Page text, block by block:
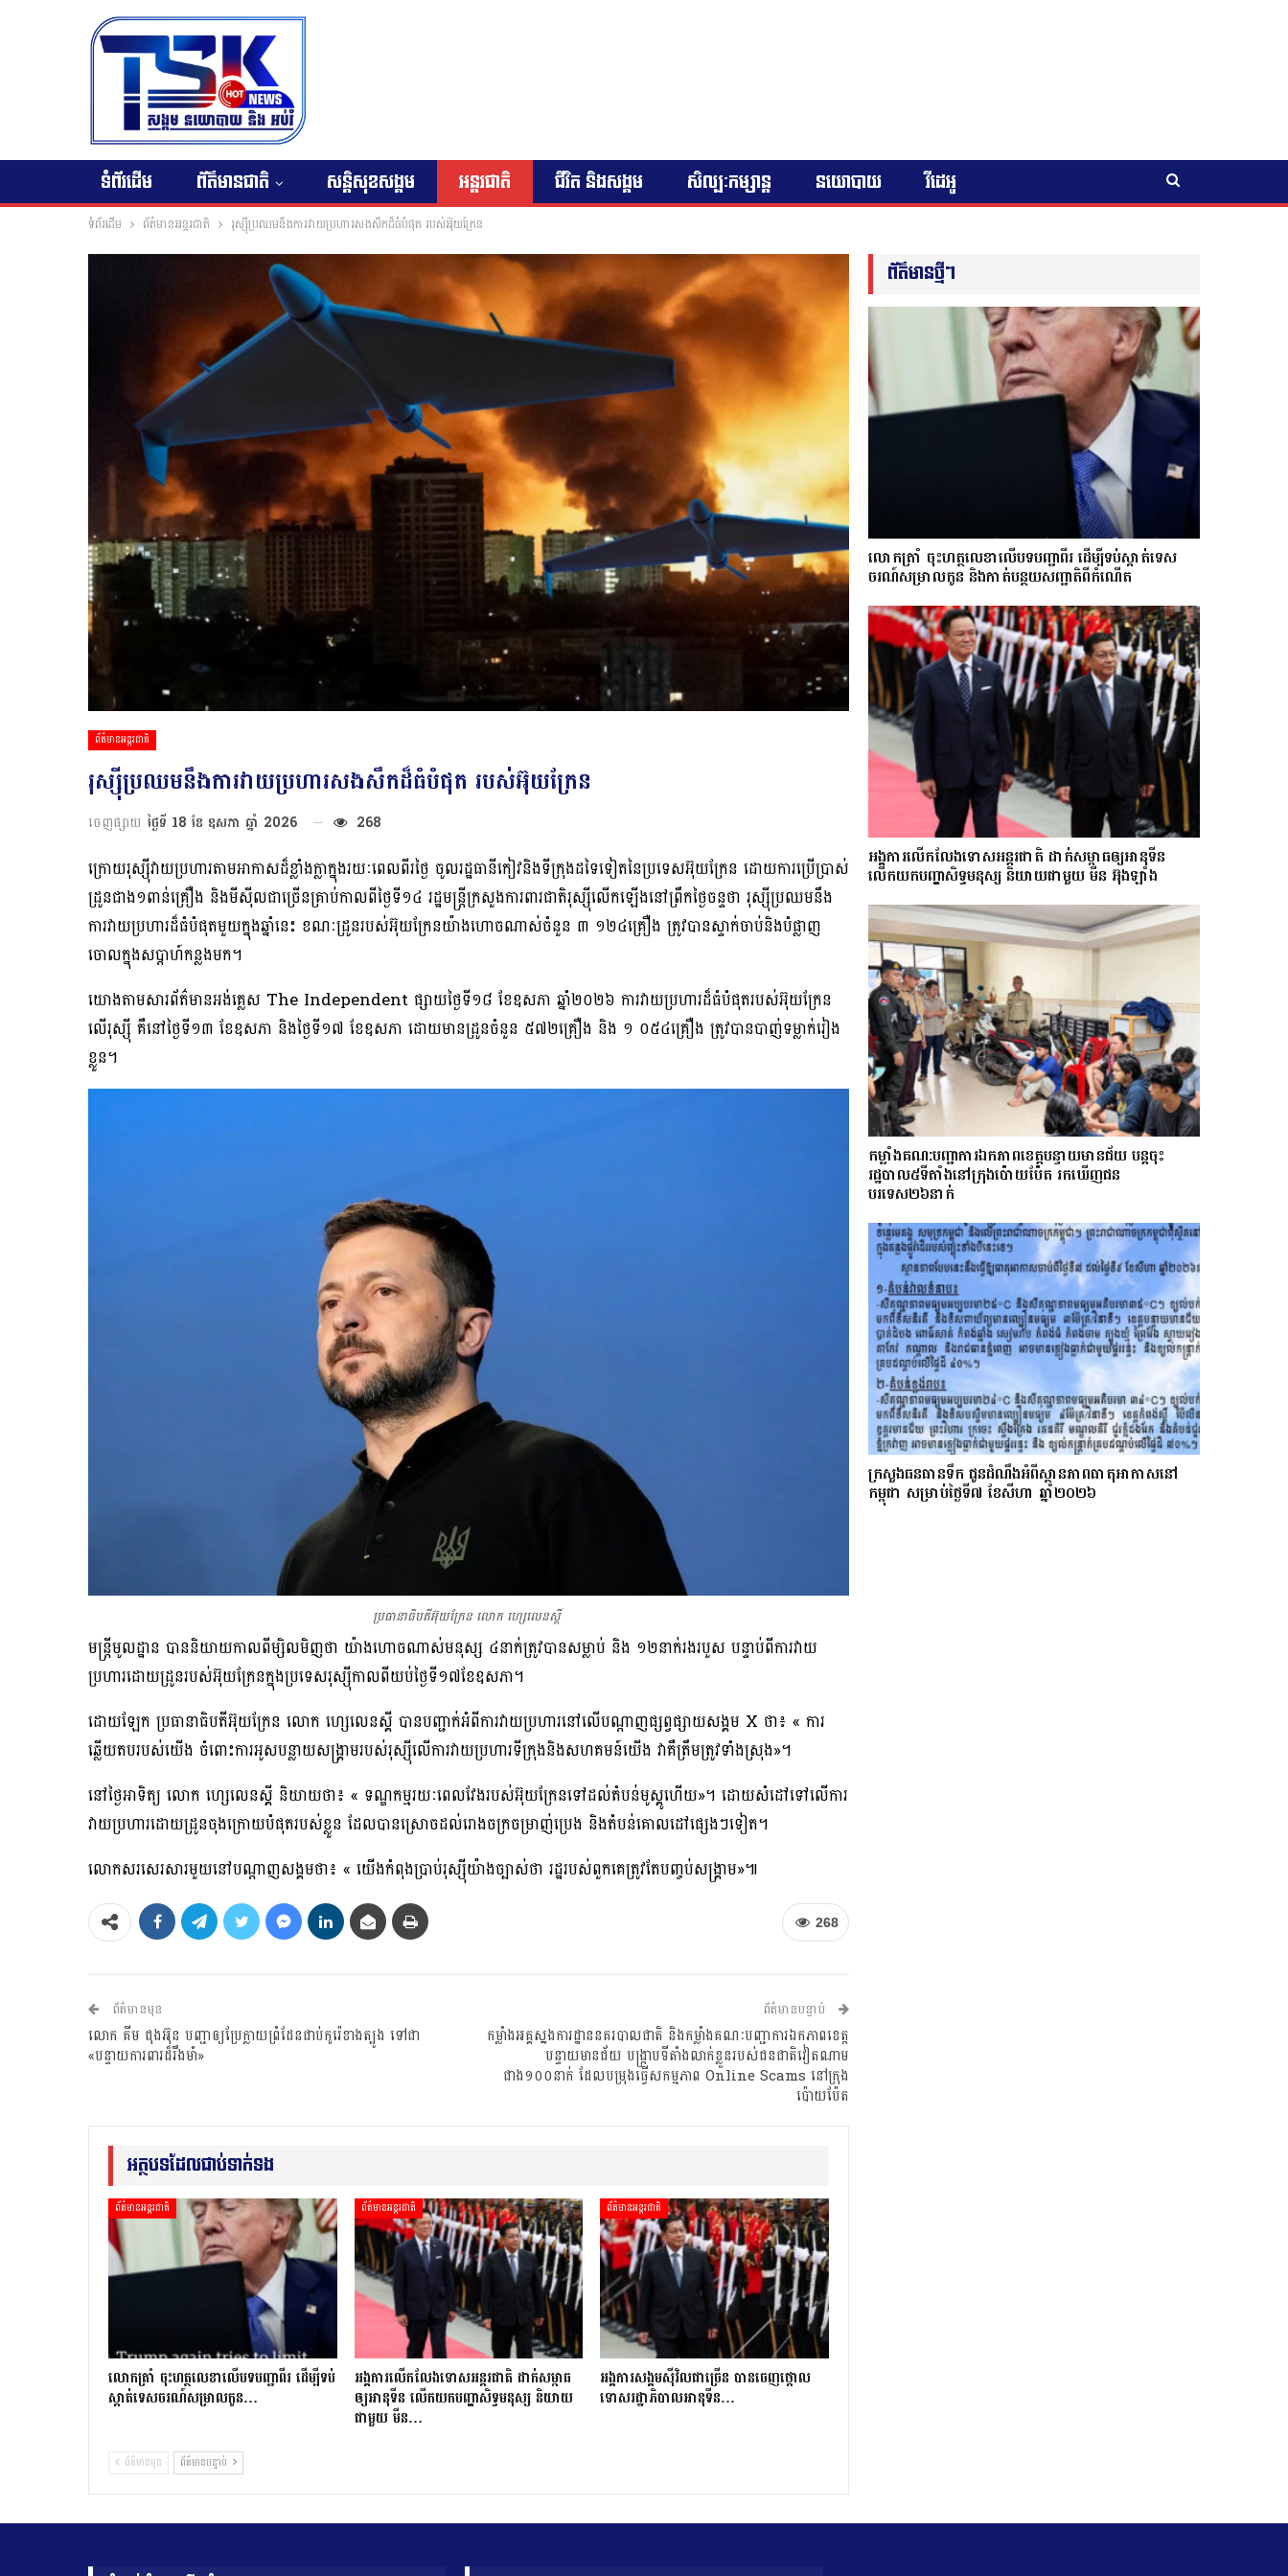
ទំព័រដើម ព័ត៌មានជាតិ សន្តិសុខសង្គម អន្តរជាតិ ជីវិត និងសង្គម សិល្បៈកម្សាន្ត នយោបាយ វីដេអូ
ទំព័រដើម ព័ត៌មានអន្តរជាតិ រុស្ស៊ី​​ប្រឈមនឹង​ការវាយ​ប្រហារ​សង​សឹក​​ដ៏​ធំបំផុត របស់​អ៊ុយ​ក្រែន​
ព័ត៌មានអន្តរជាតិ
រុស្ស៊ី​​ប្រឈមនឹង​ការវាយ​ប្រហារ​សង​សឹក​​ដ៏​ធំបំផុត របស់​អ៊ុយ​ក្រែន​
ចេញផ្សាយ ថ្ងៃទី 18 ខែ ឧសភា ឆ្នាំ 2026 268
ក្រោយរុស្ស៊ី​​​​វាយ​ប្រហារ​​​តាមអាកាស​​ដ៏​ខ្លាំង​​ក្លា​ក្នុង​រយៈ​ពេល​ពីរ​ថ្ងៃ​​ ចូល​​រដ្ឋធានីកៀវ​និង​ទី​ក្រុងដទៃទៀត​នៃ​ប្រទេស​អ៊ុយក្រែន​ ​​ដោយការ​ប្រើប្រាស់​​​​
ដ្រូន​​ជាង​១​ពាន់​​គ្រឿង និង​​​មីស៊ីល​​ជា​​ច្រើន​គ្រាប់​កាល​ពី​ថ្ងៃ​ទី​១៤​ ​​រដ្ឋ​មន្ត្រីក្រសួងការពារជាតិ​រុស្ស៊ី​​លើកឡើងនៅ​ព្រឹក​ថ្ងៃចន្ទ​ថា រុស្ស៊ី​​ប្រឈមនឹង​
ការវាយ​ប្រហារដ៏​ធំបំផុតមួយ​​ក្នុង​ឆ្នាំ​នេះ ខណៈដ្រូន​របស់​អ៊ុយក្រែន​យ៉ាង​ហោច​ណាស់ចំនួន ៣ ១២៤គ្រឿង ​ត្រូវ​បាន​ស្ទាក់​ចាប់និង​បំផ្លាញ​
ចោល​ក្នុងសប្តាហ៍កន្លងមក។
យោង​តាម​សារព័ត៌មាន​អង់គ្លេស The Independent ផ្សាយ​ថ្ងៃ​ទី​១៨ ខែ​ឧសភា ឆ្នាំ​២០២៦ ការ​វាយប្រហារដ៏​ធំបំផុត​របស់​​អ៊ុយ​ក្រែន​
លើ​រុស្ស៊ី គឺនៅថ្ងៃទី១៣ ខែឧសភា និង​ថ្ងៃទី១៧ ខែឧសភា ដោយមាន​ដ្រូន​ចំនួន ៥៧២​គ្រឿង និង ១​ ០៥៤​​គ្រឿង​ ត្រូវបានបាញ់ទម្លាក់​រៀង
ខ្លួន។
ប្រធានាធិបតី​អ៊ុយក្រែន លោក ហ្សេលេនស្គី​
មន្ត្រី​មូលដ្ឋាន បាន​និយាយកាល​ពីម្សិលមិញថា យ៉ាង​ហោចណាស់មនុស្ស​ ៤នាក់ត្រូវបាន​សម្លាប់ និង ១២នាក់រងរបួស បន្ទាប់​ពីការវាយ​
ប្រហារ​ដោយដ្រូន​របស់អ៊ុយ​ក្រែន​ក្នុង​ប្រទេសរុស្ស៊ីកាលពីយប់​ថ្ងៃទី​១៧​ខែឧសភា​។
ដោយ​ឡែក ប្រធានាធិបតី​អ៊ុយក្រែន លោក ហ្សេលេនស្គី​ បានបញ្ជាក់អំ​ពីការវាយ​ប្រហារនៅលើ​បណ្តាញ​ផ្សព្វផ្សាយសង្គម​ X ថា​៖​ « ការ
ឆ្លើយ​តប​របស់​យើង​ ចំពោះការអូសបន្លាយ​សង្គ្រាម​របស់រុស្ស៊ីលើ​ការ​វាយ​ប្រហារ​ទីក្រុងនិង​សហគមន៍យើង វា​គឺត្រឹមត្រូវទាំង​ស្រុង»។
​នៅថ្ងៃអាទិត្យ លោក ហ្សេ​លេន​ស្គី​ និយាយថា៖ « ទណ្ឌកម្ម​រយៈ​ពេល​វែង​របស់អ៊ុយក្រែនទៅ​ដល់តំបន់មូស្គូ​ហើយ​»។ ដោយសំដៅទៅ​លើ​ការ
វាយប្រហារដោយដ្រូន​ចុង​ក្រោយ​បំផុតរបស់​ខ្លួន​​ ដែល​បាន​ស្រោច​​ដល់​រោងចក្រ​​ចម្រាញ់​ប្រេង​ និង​តំបន់​គោលដៅ​ផ្សេងៗ​ទៀត​​។
លោកសរសេរសារមួយនៅបណ្តាញ​សង្គម​ថា៖ « យើង​កំពុង​ប្រាប់​រុស្ស៊ី​យ៉ាងច្បាស់ថា រដ្ឋរបស់ពួកគេ​ត្រូវតែ​បញ្ចប់សង្គ្រាម​»៕
268
ព័ត៌មានមុន
លោក គីម ជុងអ៊ុន បញ្ជាឲ្យ​​ប្រែក្លាយ​ព្រំដែនជាប់កូរ៉េខាងត្បូង ទៅជា
«បន្ទាយការពារដ៏រឹងមាំ​»
ព័ត៌មានបន្ទាប់
កម្លាំងអគ្គស្នងការដ្ឋាននគរបាលជាតិ និងកម្លាំងគណៈបញ្ជាការឯកភាពខេត្ត
បន្ទាយមានជ័យ បង្ក្រាបទីតាំងលាក់ខ្លួនរបស់ជនជាតិវៀតណាម
ជាង១០០នាក់ ដែលបម្រុងធ្វើសកម្មភាព Online Scams នៅក្រុង
ប៉ោយប៉ែត
អត្ថបទដែលជាប់ទាក់ទង
ព័ត៌មានអន្តរជាតិ
លោក​ត្រាំ ចុះហត្ថលេខាលើបទបញ្ជាពីរ ដើម្បីទប់
ស្កាត់ទេស​ចរណ៍សម្រាលកូន…
ព័ត៌មានអន្តរជាតិ
អង្គការលើកលែងទោសអន្តរជាតិ ដាក់សម្ពាធ
ឲ្យអានុទីន លើកយកបញ្ហាសិទ្ធមនុស្ស និយាយ
ជាមួយ មីន…
ព័ត៌មានអន្តរជាតិ
អង្គការសង្គមស៊ីវិលជាច្រើន បានចេញថ្កោល
ទោសរដ្ឋាភិបាលអានុទីន…
ព័ត៌មានមុន ព័ត៌មានបន្ទាប់
ព័ត៌មានថ្មីៗ
លោក​ត្រាំ ចុះហត្ថលេខាលើបទបញ្ជាពីរ ដើម្បីទប់ស្កាត់ទេស​
ចរណ៍សម្រាលកូន និងកាត់បន្ថយសញ្ជាតិពីកំណើត
អង្គការលើកលែងទោសអន្តរជាតិ ដាក់សម្ពាធឲ្យអានុទីន
លើកយកបញ្ហាសិទ្ធមនុស្ស និយាយជាមួយ មីន អ៊ុងឡាំង
កម្លាំងគណ:បញ្ជាការឯកភាពខេត្តបន្ទាយមានជ័យ បន្តចុះ
រដ្ឋបាល៥ទីតាំងនៅក្រុងប៉ោយប៉ែត រកឃើញជន
បរទេស២៦នាក់
ក្រសួងធនធានទឹក ជូនដំណឹងអំពីស្ថានភាពធាតុអាកាសនៅ
កម្ពុជា សម្រាប់ថ្ងៃទី៧ ខែសីហា ឆ្នាំ២០២៦